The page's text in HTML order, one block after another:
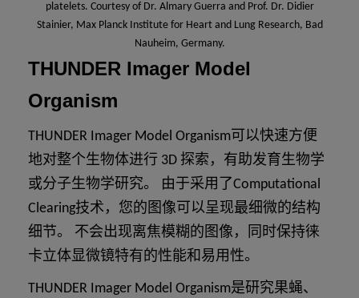
platelets. Courtesy of Dr. Almary Guerra and Prof. Dr. Didier
Stainier, Max Planck Institute for Heart and Lung Research, Bad
Nauheim, Germany.
THUNDER Imager Model
Organism
THUNDER Imager Model Organism可以快速方便
地对整个生物体进行 3D 探索，有助发育生物学
或分子生物学研究。 由于采用了Computational
Clearing技术，您的图像可以呈现最细微的结构
细节。 不会出现离焦模糊的图像，同时保持徕
卡立体显微镜特有的性能和易用性。
THUNDER Imager Model Organism是研究果蝇、